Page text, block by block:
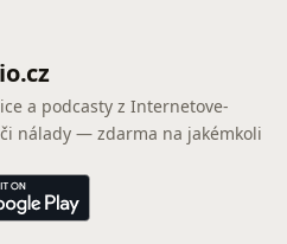
a podcasty z Internetove-
nálady — zdarma na jakémkoli